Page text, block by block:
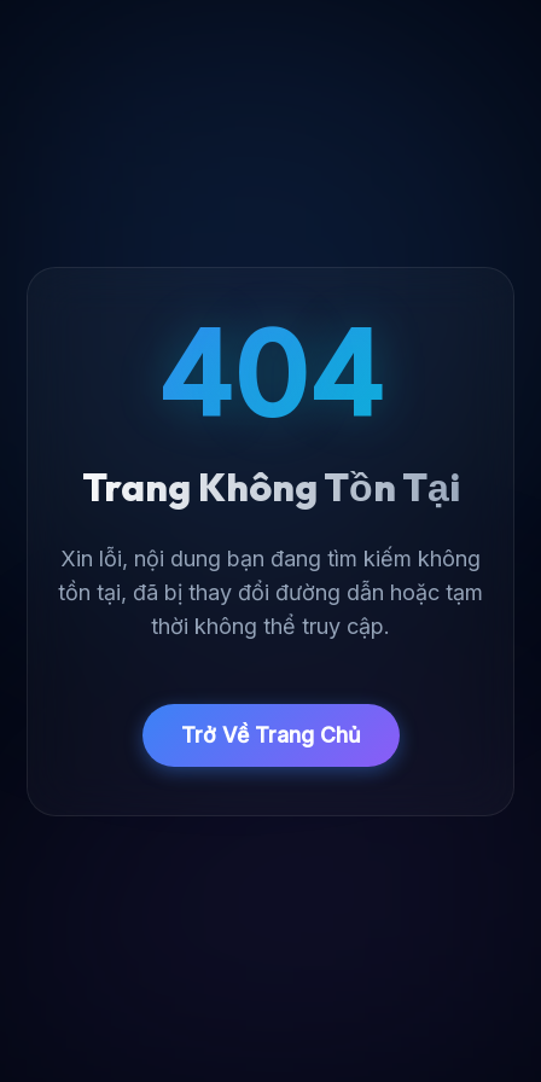
404
Trang Không Tồn Tại
Xin lỗi, nội dung bạn đang tìm kiếm không
tồn tại, đã bị thay đổi đường dẫn hoặc tạm
thời không thể truy cập.
Trở Về Trang Chủ